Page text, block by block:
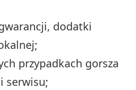
dodatki
przypadkach gorsza
serwisu;